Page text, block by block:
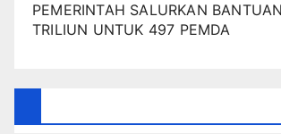
PEMERINTAH SALURKAN
TRILIUN UNTUK 497 PEMDA